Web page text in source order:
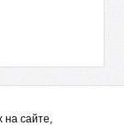
сайте,